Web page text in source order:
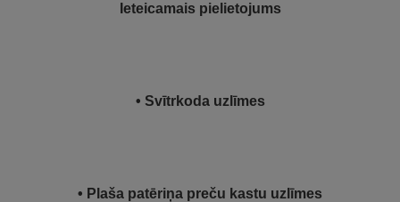
Ieteicamais pielietojums
• Svītrkoda uzlīmes
• Plaša patēriņa preču kastu uzlīmes